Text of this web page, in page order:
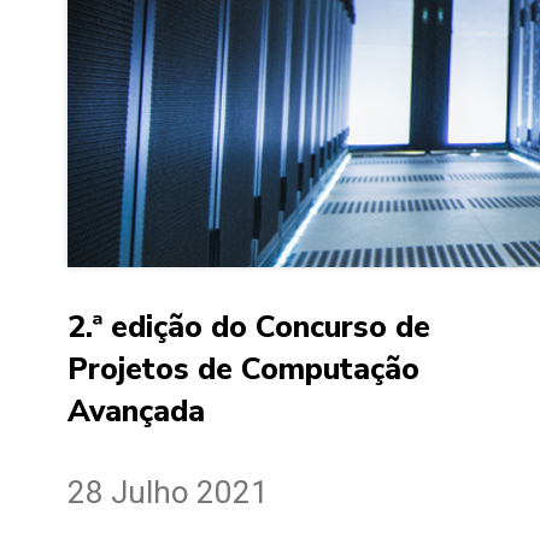
2.ª edição do Concurso de
Projetos de Computação
Avançada
28 Julho 2021